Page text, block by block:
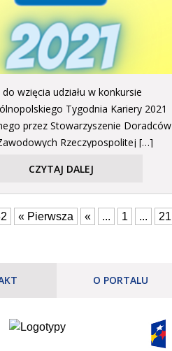
wzięcia udziału w konkursie
Tygodnia Kariery 2021
przez Stowarzyszenie Doradców
Rzeczypospolitej […]
CZYTAJ DALEJ
« Pierwsza « ... 1 ... 21
O PORTALU